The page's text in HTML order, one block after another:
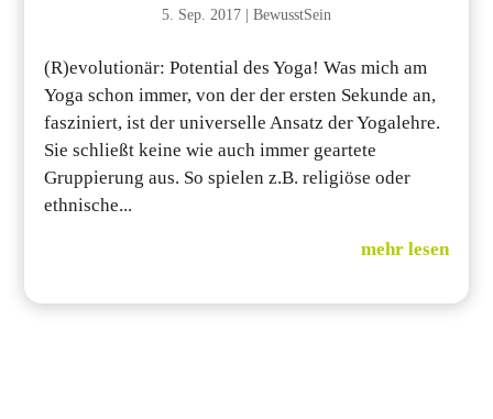
5. Sep. 2017| BewusstSein
(R)evolutionär: Potential des Yoga! Was mich am
Yoga schon immer, von der der ersten Sekunde an,
fasziniert, ist der universelle Ansatz der Yogalehre.
Sie schließt keine wie auch immer geartete
Gruppierung aus. So spielen z.B. religiöse oder
ethnische...
mehr lesen